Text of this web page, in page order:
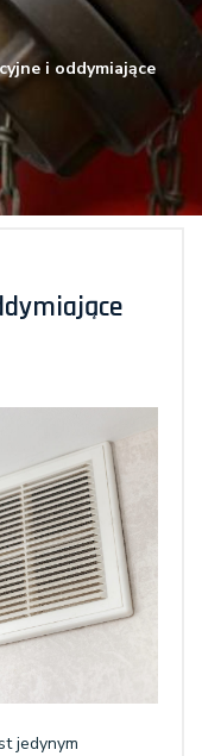
i oddymiające
jedynym